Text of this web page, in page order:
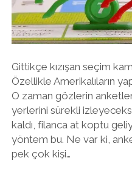
Gittikçe kızışan seçim
Özellikle Amerikalıların
O zaman gözlerin
yerlerini sürekli
kaldı, filanca at koptu
yöntem bu. Ne var ki,
pek çok kişi…